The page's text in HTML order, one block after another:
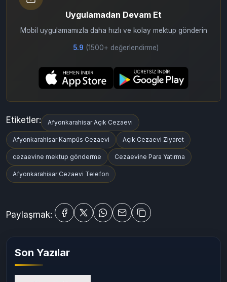
paylaşın!
Uygulamadan Devam Et
Mobil uygulamamızla daha hızlı ve kolay mektup gönderin
Etiketler: Afyonkarahisar Açık Cezaevi
cezaevine mektup gönderme Cezaevine Para Yatırma
Afyonkarahisar Cezaevi Telefon
Paylaşmak: